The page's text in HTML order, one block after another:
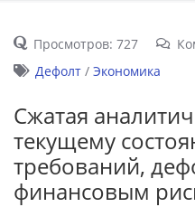
Просмотров: 727
Дефолт/ Экономика
Cжатая
текущему
требований,
финансовым